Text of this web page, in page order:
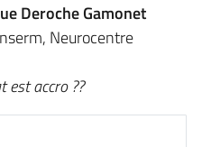
Deroche Gamonet
Neurocentre
est accro ??